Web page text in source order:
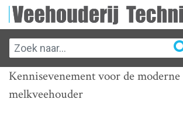
Kennisevenement voor de moderne
melkveehouder